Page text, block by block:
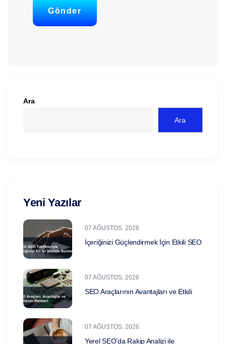
Gönder
Ara
Ara
Yeni Yazılar
07 AĞUSTOS. 2026
İçeriğinizi Güçlendirmek İçin Etkili SEO
07 AĞUSTOS. 2026
SEO Araçlarının Avantajları ve Etkili
07 AĞUSTOS. 2026
Yerel SEO’da Rakip Analizi ile